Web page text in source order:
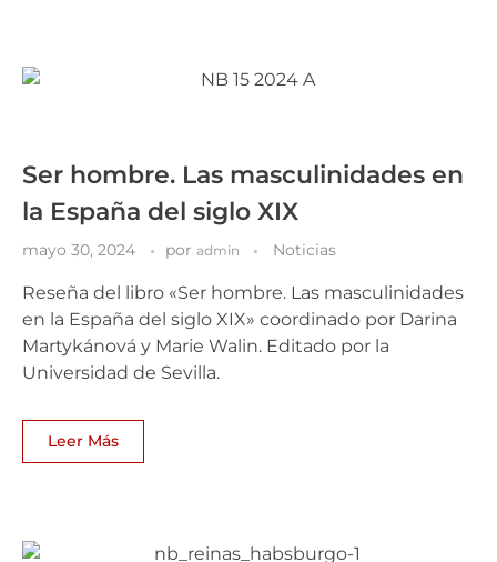
Ser hombre. Las masculinidades en
la España del siglo XIX
mayo 30, 2024 por admin Noticias
Reseña del libro «Ser hombre. Las masculinidades
en la España del siglo XIX» coordinado por Darina
Martykánová y Marie Walin. Editado por la
Universidad de Sevilla.
Leer Más